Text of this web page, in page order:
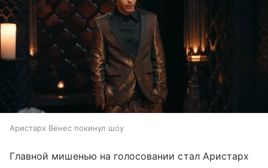
Аристарх Венес покинул шоу
Главной мишенью на голосовании стал Аристарх